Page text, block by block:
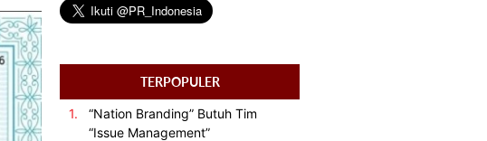
TERPOPULER
1.
“Nation Branding” Butuh Tim
“Issue Management”